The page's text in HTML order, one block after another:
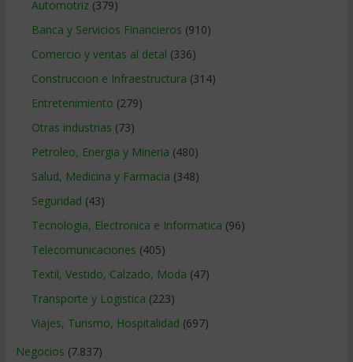
Automotriz(379)
Banca y Servicios Financieros (910)
Comercio y ventas al detal (336)
Construccion e Infraestructura (314)
Entretenimiento (279)
Otras industrias (73)
Petroleo, Energia y Mineria (480)
Salud, Medicina y Farmacia (348)
Seguridad (43)
Tecnologia, Electronica e Informatica (96)
Telecomunicaciones (405)
Textil, Vestido, Calzado, Moda (47)
Transporte y Logistica (223)
Viajes, Turismo, Hospitalidad (697)
Negocios (7.837)